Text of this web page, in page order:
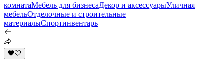
комнатаМебель для бизнесаДекор и аксессуарыУличная
мебельОтделочные и строительные
материалыСпортинвентарь